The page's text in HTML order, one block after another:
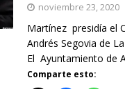
noviembre 23, 2020
Martínez presidía el
Andrés Segovia de
El Ayuntamiento de
Comparte esto: